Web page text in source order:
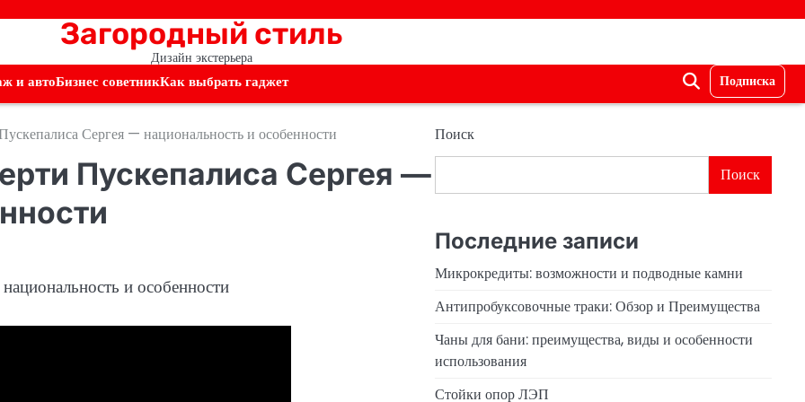
Загородный стиль
Дизайн экстерьера
и автоБизнес советникКак выбрать гаджет Подписка
Сергея — национальность и особенности
Пускепалиса Сергея —
Поиск
Поиск
Последние записи
Микрокредиты: возможности и подводные камни
Антипробуксовочные траки: Обзор и Преимущества
Чаны для бани: преимущества, виды и особенности
использования
Стойки опор ЛЭП